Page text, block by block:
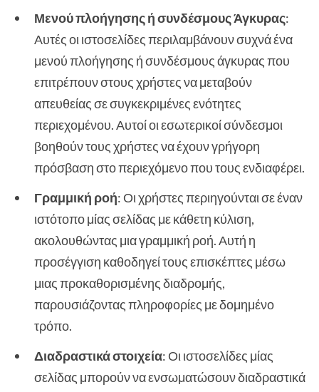
Μενού πλοήγησης ή συνδέσμους Άγκυρας:
Αυτές οι ιστοσελίδες περιλαμβάνουν συχνά ένα
μενού πλοήγησης ή συνδέσμους άγκυρας που
επιτρέπουν στους χρήστες να μεταβούν
απευθείας σε συγκεκριμένες ενότητες
περιεχομένου. Αυτοί οι εσωτερικοί σύνδεσμοι
βοηθούν τους χρήστες να έχουν γρήγορη
πρόσβαση στο περιεχόμενο που τους ενδιαφέρει.
Γραμμική ροή: Οι χρήστες περιηγούνται σε έναν
ιστότοπο μίας σελίδας με κάθετη κύλιση,
ακολουθώντας μια γραμμική ροή. Αυτή η
προσέγγιση καθοδηγεί τους επισκέπτες μέσω
μιας προκαθορισμένης διαδρομής,
παρουσιάζοντας πληροφορίες με δομημένο
τρόπο.
Διαδραστικά στοιχεία: Οι ιστοσελίδες μίας
σελίδας μπορούν να ενσωματώσουν διαδραστικά